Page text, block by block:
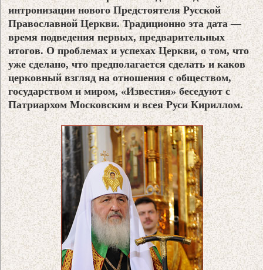
интронизации нового Предстоятеля Русской
Православной Церкви. Традиционно эта дата —
время подведения первых, предварительных
итогов.О проблемах и успехах Церкви, о том, что
уже сделано, что предполагается сделать и каков
церковный взгляд на отношения с обществом,
государством и миром, «Известия» беседуют с
Патриархом Московским и всея Руси Кириллом.